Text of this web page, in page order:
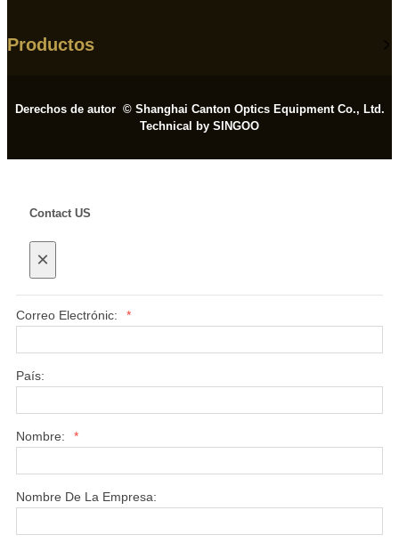
Productos
Derechos de autor © Shanghai Canton Optics Equipment Co., Ltd.
Technical by SINGOO
Contact US
×
Correo Electrónic: *
País:
Nombre: *
Nombre De La Empresa: